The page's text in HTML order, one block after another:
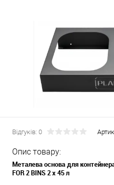
Відгуків: 0
Опис товару:
Металева основа для контейнера
FOR 2 BINS 2 х 45 л